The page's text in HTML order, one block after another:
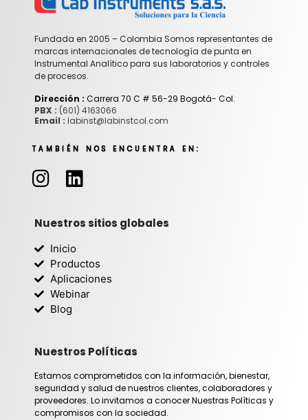
Fundada en 2005 – Colombia Somos representantes de
marcas internacionales de tecnología de punta en
Instrumental Analítico para sus laboratorios y controles
de procesos.
Dirección : Carrera 70 C # 56-29 Bogotá- Col.
PBX : (601) 4163066
Email : labinst@labinstcol.com
TAMBIÉN NOS ENCUENTRA EN:
I
n
t
a
g
r
a
L
i
k
e
d
i
n
Nuestros sitios globales
Inicio
Productos
Aplicaciones
Webinar
Blog
Nuestros Políticas
Estamos comprometidos con la información, bienestar,
seguridad y salud de nuestros clientes, colaboradores y
proveedores. Lo invitamos a conocer Nuestras Políticas y
compromisos con la sociedad.